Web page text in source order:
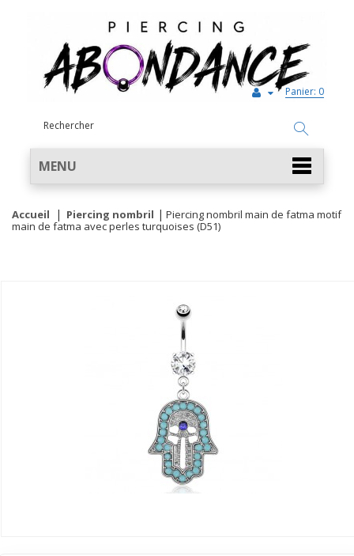
Panier: 0
MENU
Accueil Piercing nombril
Piercing nombril main de fatma motif
main de fatma avec perles turquoises (D51)